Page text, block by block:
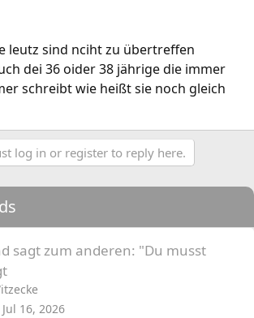
leutz sind nciht zu übertreffen
dei 36 oider 38 jährige die immer
schreibt wie heißt sie noch gleich
log in or register to reply here.
sagt zum anderen: "Du musst
Jul 16, 2026